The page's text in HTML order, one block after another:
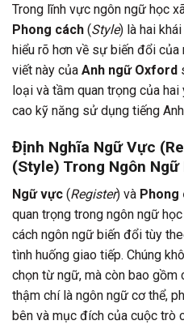
Trong lĩnh vực ngôn ngữ học
Phong cách (Style) là hai
hiểu rõ hơn về sự biến đổi
viết này của Anh ngữ Oxford
loại và tầm quan trọng của
cao kỹ năng sử dụng tiếng
Định Nghĩa Ngữ Vực
(Style) Trong Ngôn Ngữ
Ngữ vực (Register) và Phong
quan trọng trong ngôn ngữ
cách ngôn ngữ biến đổi tùy
tình huống giao tiếp. Chúng
chọn từ ngữ, mà còn bao gồm
thậm chí là ngôn ngữ cơ thể,
bên và mục đích của cuộc trò